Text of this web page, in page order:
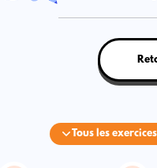
Tous les exercices